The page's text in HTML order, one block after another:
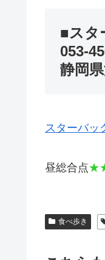
■スタ
053-
静岡
スターバッ
昼総合点
食べ歩き